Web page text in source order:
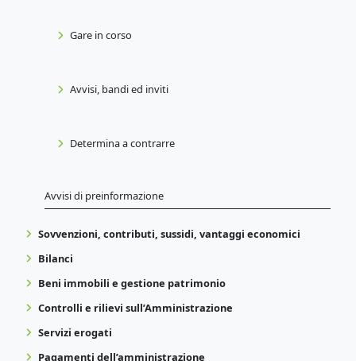
Gare in corso
Avvisi, bandi ed inviti
Determina a contrarre
Avvisi di preinformazione
Sovvenzioni, contributi, sussidi, vantaggi economici
Bilanci
Beni immobili e gestione patrimonio
Controlli e rilievi sull’Amministrazione
Servizi erogati
Pagamenti dell’amministrazione